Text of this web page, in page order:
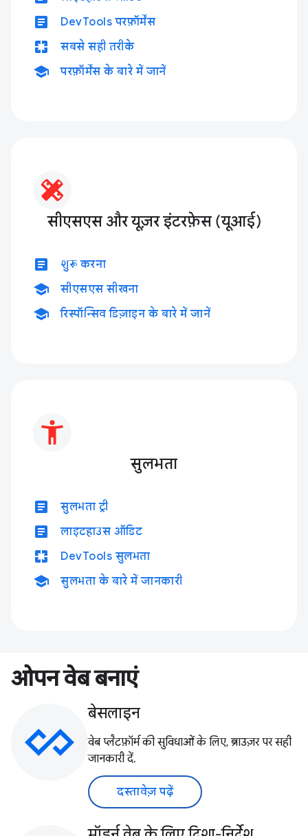
article DevTools परफ़ॉर्मेंस
pages सबसे सही तरीके
school परफ़ॉर्मेंस के बारे में जानें
सीएसएस और यूज़र इंटरफ़ेस (यूआई)
article शुरू करना
school सीएसएस सीखना
school रिस्पॉन्सिव डिज़ाइन के बारे में जानें
सुलभता
article सुलभता ट्री
article लाइटहाउस ऑडिट
pages DevTools सुलभता
school सुलभता के बारे में जानकारी
ओपन वेब बनाएं
बेसलाइन
वेब प्लैटफ़ॉर्म की सुविधाओं के लिए, ब्राउज़र पर सही
जानकारी दें.
दस्तावेज़ पढ़ें